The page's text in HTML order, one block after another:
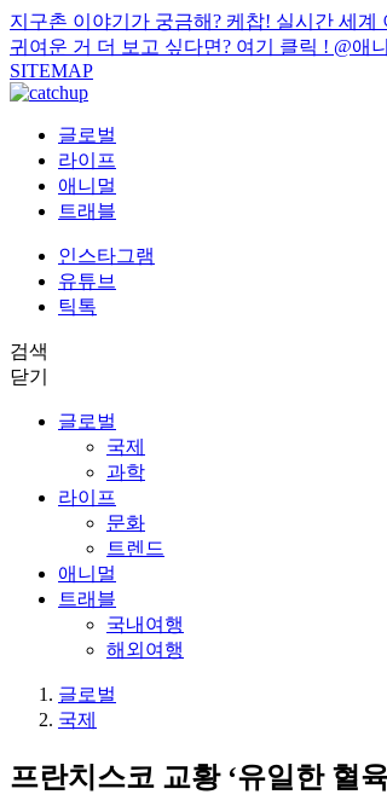
지구촌 이야기가 궁금해? 케찹! 실시간 세계
귀여운 거 더 보고 싶다면? 여기 클릭 ! @애
SITEMAP
글로벌
라이프
애니멀
트래블
인스타그램
유튜브
틱톡
검색
닫기
글로벌
국제
과학
라이프
문화
트렌드
애니멀
트래블
국내여행
해외여행
글로벌
국제
프란치스코 교황 ‘유일한 혈